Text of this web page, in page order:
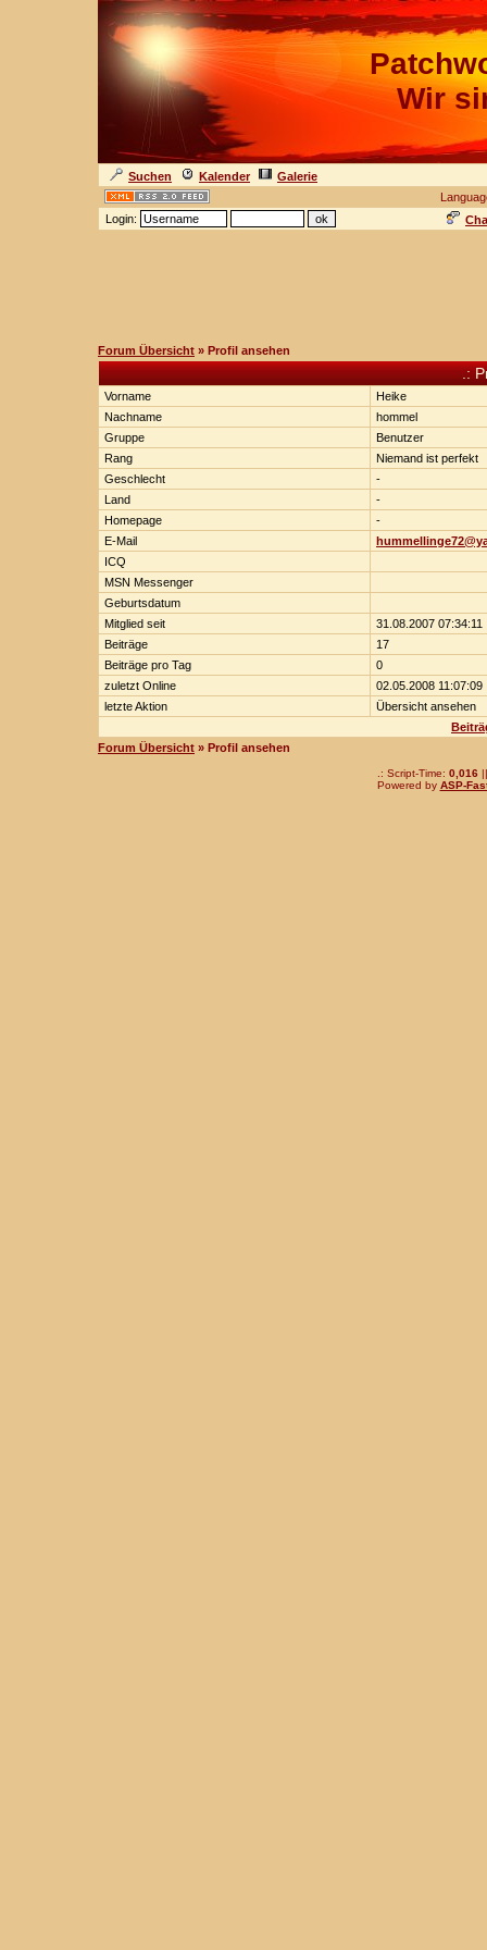
Wir
Suchen Kalender
Galerie
Login:
Forum Übersicht » Profil ansehen
.:
Vorname
Heike
Nachname
hommel
Gruppe
Benutzer
Rang
Niemand ist perfekt
Geschlecht
-
Land
-
Homepage
-
E-Mail
ICQ
MSN Messenger
Geburtsdatum
Mitglied seit
31.08.2007 07:34:11
Beiträge
17
Beiträge pro Tag
0
zuletzt Online
02.05.2008 11:07:09
letzte Aktion
Übersicht ansehen
Forum Übersicht » Profil ansehen
.: Script-Time: 0,016||
Powered by ASP-